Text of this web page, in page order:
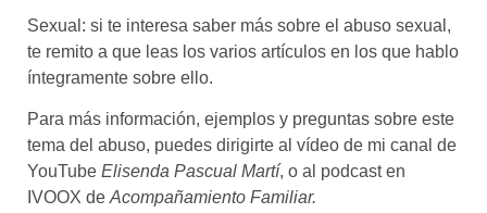
Sexual: si te interesa saber más sobre el abuso sexual,
te remito a que leas los varios artículos en los que hablo
íntegramente sobre ello.
Para más información, ejemplos y preguntas sobre este
tema del abuso, puedes dirigirte al vídeo de mi canal de
YouTube Elisenda Pascual Martí, o al podcast en
IVOOX deAcompañamiento Familiar.